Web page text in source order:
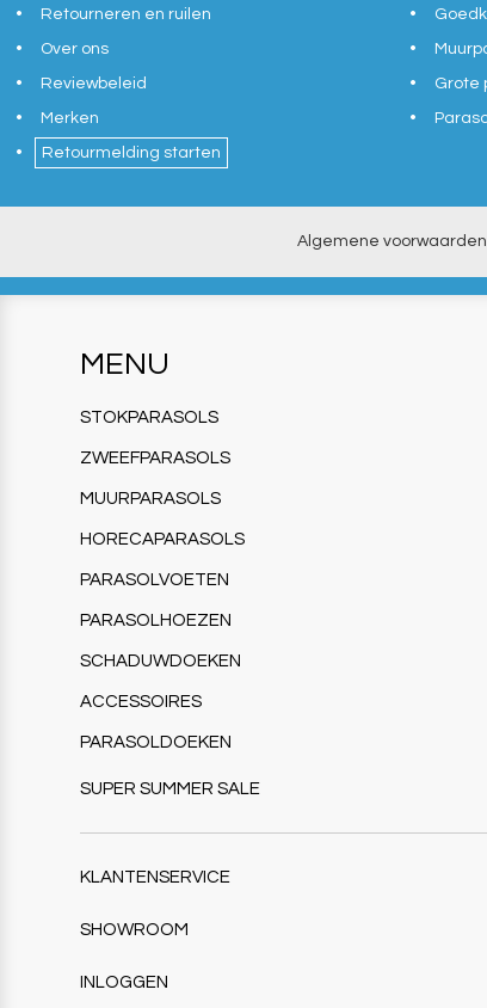
Retourneren en ruilen
Over ons
Reviewbeleid
Merken
Retourmelding starten
Grote
Algemene voorwaarden
MENU
STOKPARASOLS
ZWEEFPARASOLS
MUURPARASOLS
HORECAPARASOLS
PARASOLVOETEN
PARASOLHOEZEN
SCHADUWDOEKEN
ACCESSOIRES
PARASOLDOEKEN
SUPER SUMMER SALE
KLANTENSERVICE
SHOWROOM
INLOGGEN